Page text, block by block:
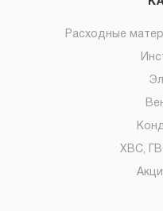
Расходные
ХВС,